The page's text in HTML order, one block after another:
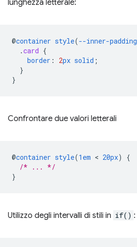
lunghezza letterale:
@container style(--inner-padding
.card {
border : 2px solid ;
}
}
Confrontare due valori letterali
@container style(1em < 20px)
{
/* ... */
}
Utilizzo degli intervalli di stili in if() :